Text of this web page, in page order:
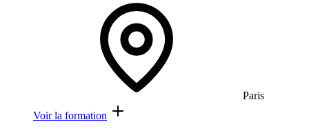
Paris
Voir la formation